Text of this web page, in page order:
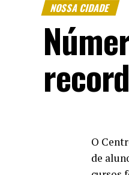
NOSSA CIDADE
O
de